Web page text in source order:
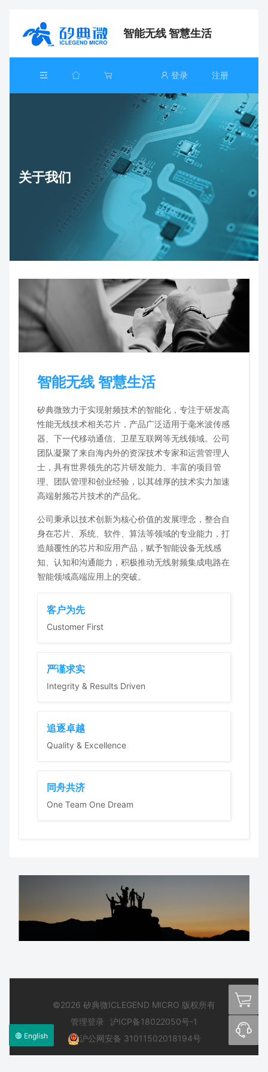
智能无线 智慧生活
注册
登录
关于我们
智能无线 智慧生活
矽典微致力于实现射频技术的智能化，专注于研发高
性能无线技术相关芯片，产品广泛适用于毫米波传感
器、下一代移动通信、卫星互联网等无线领域。公司
团队凝聚了来自海内外的资深技术专家和运营管理人
士，具有世界领先的芯片研发能力、丰富的项目管
理、团队管理和创业经验，以其雄厚的技术实力加速
高端射频芯片技术的产品化。
公司秉承以技术创新为核心价值的发展理念，整合自
身在芯片、系统、软件、算法等领域的专业能力，打
造颠覆性的芯片和应用产品，赋予智能设备无线感
知、认知和沟通能力，积极推动无线射频集成电路在
智能领域高端应用上的突破。
客户为先
Customer First
严谨求实
Integrity & Results Driven
追逐卓越
Quality & Excellence
同舟共济
One Team One Dream
©2026 矽典微ICLEGEND MICRO 版权所有
管理登录
沪ICP备18022050号-1
沪公网安备 31011502018194号
English